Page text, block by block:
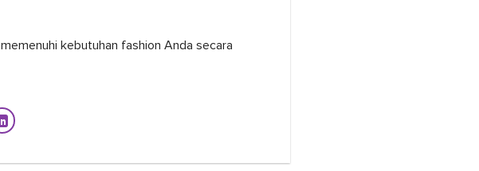
kebutuhan fashion Anda secara